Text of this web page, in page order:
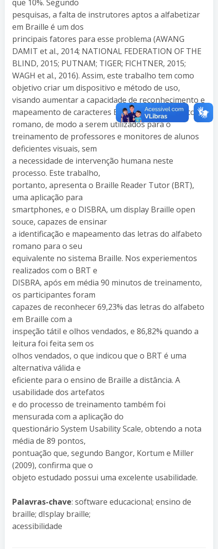
que 10%. Segundo
pesquisas, a falta de instrutores aptos a alfabetizar
em Braille é um dos
principais fatores para esse problema (AWANG
DAMIT et al., 2014; NATIONAL FEDERATION OF THE
BLIND, 2015; PUTNAM; TIGER; FICHTNER, 2015;
WAGH et al., 2016). Assim, este trabalho tem como
objetivo criar um dispositivo e método de uso,
visando aumentar a capacidade de reconhecimento e
mapeamento de caracteres Braille para o alfabeto
romano, de modo a serem utilizados para o
treinamento de professores e monitores de alunos
deficientes visuais, sem
a necessidade de intervenção humana neste
processo. Este trabalho,
portanto, apresenta o Braille Reader Tutor (BRT),
uma aplicação para
smartphones, e o DISBRA, um display Braille open
souce, capazes de ensinar
a identificação e mapeamento das letras do alfabeto
romano para o seu
equivalente no sistema Braille. Nos experiementos
realizados com o BRT e
DISBRA, após em média 90 minutos de treinamento,
os participantes foram
capazes de reconhecer 69,23% das letras do alfabeto
em Braille com a
inspeção tátil e olhos vendados, e 86,82% quando a
leitura foi feita sem os
olhos vendados, o que indicou que o BRT é uma
alternativa válida e
eficiente para o ensino de Braille a distância. A
usabilidade dos artefatos
e do processo de treinamento também foi
mensurada com a aplicação do
questionário System Usability Scale, obtendo a nota
média de 89 pontos,
pontuação que, segundo Bangor, Kortum e Miller
(2009), confirma que o
objeto estudado possui uma excelente usabilidade.
Palavras-chave: software educacional; ensino de
braille; dIsplay braille;
acessibilidade